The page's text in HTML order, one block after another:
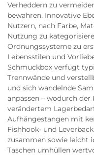
Verheddern zu
bewahren. Innovative
Nutzern, nach Farbe,
Nutzung zu
Ordnungssysteme zu
Lebensstilen und
Schmuckbox verfügt
Trennwände und
und sich wandelnde
anpassen – wodurch der
verändertem
Aufhängestangen mit
Fishhook- und
zusammen sowie leicht
Taschen umhüllen